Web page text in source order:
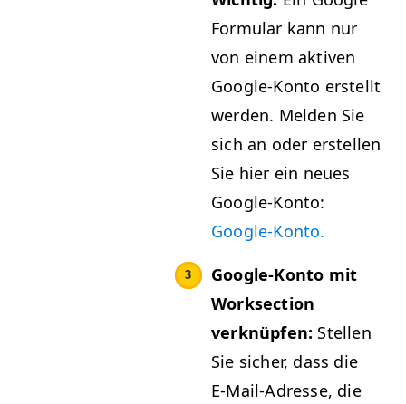
For­mu­lar kann nur
von einem aktiv­en
Google-Kon­to erstellt
wer­den. Melden Sie
sich an oder erstellen
Sie hier ein neues
Google-Kon­to:
Google-Kon­to.
Google-Kon­to mit
Work­sec­tion
verknüpfen: Stellen
Sie sich­er, dass die
E‑Mail-Adresse, die